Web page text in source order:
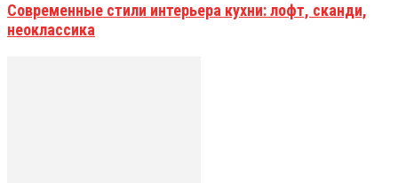
Современные стили интерьера кухни: лофт, сканди,
неоклассика